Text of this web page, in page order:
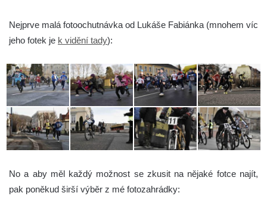
Nejprve malá fotoochutnávka od Lukáše Fabiánka (mnohem víc
jeho fotek je k vidění tady):
No a aby měl každý možnost se zkusit na nějaké fotce najít,
pak poněkud širší výběr z mé fotozahrádky: